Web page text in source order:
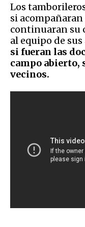
Los
si
continuaran su
al equipo de sus
si fueran las
campo abierto,
vecinos.